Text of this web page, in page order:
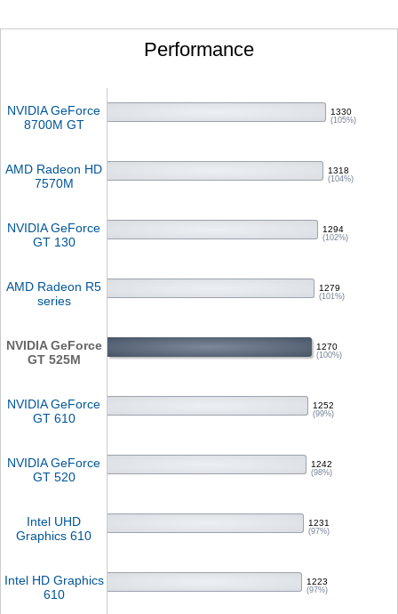
Performance
NVIDIA GeForce
8700M GT
1330
(105%)
AMD Radeon HD
7570M
1318
(104%)
NVIDIA GeForce
GT 130
1294
(102%)
AMD Radeon R5
series
1279
(101%)
NVIDIA GeForce
GT 525M
1270
(100%)
NVIDIA GeForce
GT 610
1252
(99%)
NVIDIA GeForce
GT 520
1242
(98%)
Intel UHD
Graphics 610
1231
(97%)
Intel HD Graphics
610
1223
(97%)